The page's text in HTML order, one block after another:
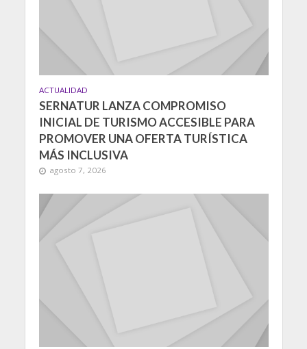
ACTUALIDAD
SERNATUR LANZA COMPROMISO
INICIAL DE TURISMO ACCESIBLE PARA
PROMOVER UNA OFERTA TURÍSTICA
MÁS INCLUSIVA
agosto 7, 2026